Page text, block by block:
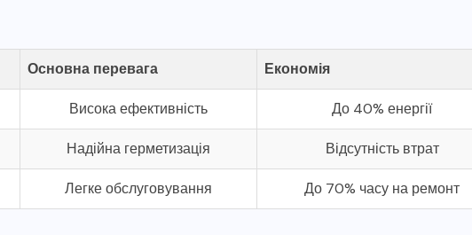
Основна перевага Економія
Висока ефективність До 40% енергії
Надійна герметизація Відсутність втрат
Легке обслуговування До 70% часу на ремонт